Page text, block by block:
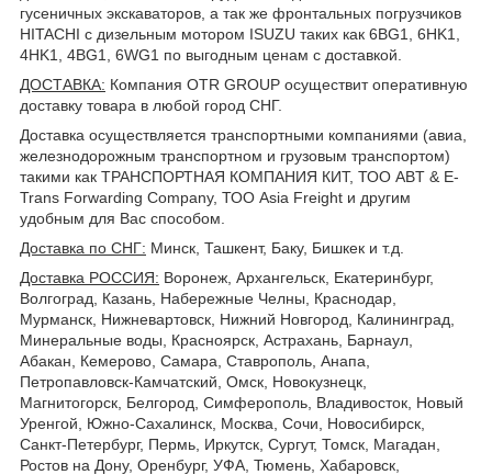
гусеничных экскаваторов, а так же фронтальных погрузчиков
HITACHI с дизельным мотором ISUZU таких как 6BG1, 6HK1,
4HK1, 4BG1, 6WG1 по выгодным ценам с доставкой.
ДОСТАВКА: Компания OTR GROUP осуществит оперативную
доставку товара в любой город СНГ.
Доставка осуществляется транспортными компаниями (авиа,
железнодорожным транспортном и грузовым транспортом)
такими как ТРАНСПОРТНАЯ КОМПАНИЯ КИТ, ТОО ABT & E-
Trans Forwarding Company, ТОО Asia Freight и другим
удобным для Вас способом.
Доставка по СНГ: Минск, Ташкент, Баку, Бишкек и т.д.
Доставка РОССИЯ: Воронеж, Архангельск, Екатеринбург,
Волгоград, Казань, Набережные Челны, Краснодар,
Мурманск, Нижневартовск, Нижний Новгород, Калининград,
Минеральные воды, Красноярск, Астрахань, Барнаул,
Абакан, Кемерово, Самара, Ставрополь, Анапа,
Петропавловск-Камчатский, Омск, Новокузнецк,
Магнитогорск, Белгород, Симферополь, Владивосток, Новый
Уренгой, Южно-Сахалинск, Москва, Сочи, Новосибирск,
Санкт-Петербург, Пермь, Иркутск, Сургут, Томск, Магадан,
Ростов на Дону, Оренбург, УФА, Тюмень, Хабаровск,